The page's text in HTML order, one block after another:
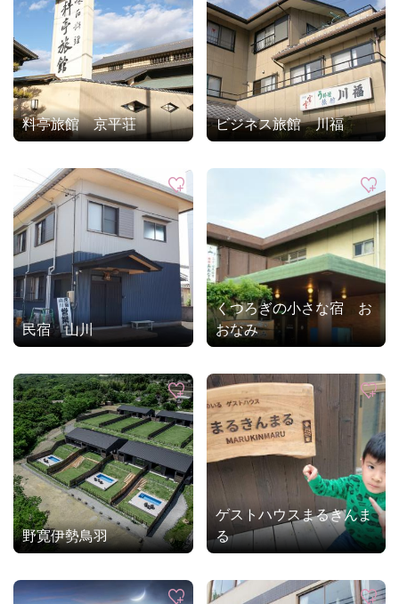
料亭旅館 京平荘 ビジネス旅館 川福
民宿 山川
くつろぎの小さな宿 お
おなみ
野寛伊勢鳥羽
ゲストハウスまるきんま
る